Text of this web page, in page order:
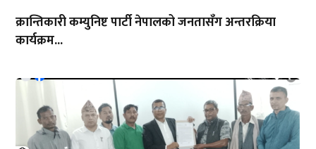
क्रान्तिकारी कम्युनिष्ट पार्टी नेपालको जनतासँग अन्तरक्रिया
कार्यक्रम...